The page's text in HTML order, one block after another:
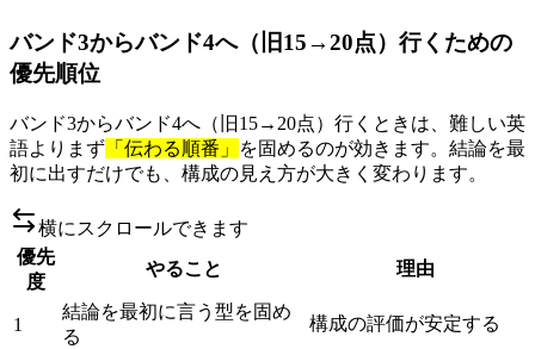
バンド3からバンド4へ（旧15→20点）行くための
優先順位
バンド3からバンド4へ（旧15→20点）行くときは、難しい英
語よりまず 「伝わる順番」
を固めるのが効きます。結論を最
初に出すだけでも、構成の見え方が大きく変わります。
横にスクロールできます
優先
度
やること 理由
1
結論を最初に言う型を固め
る
構成の評価が安定する